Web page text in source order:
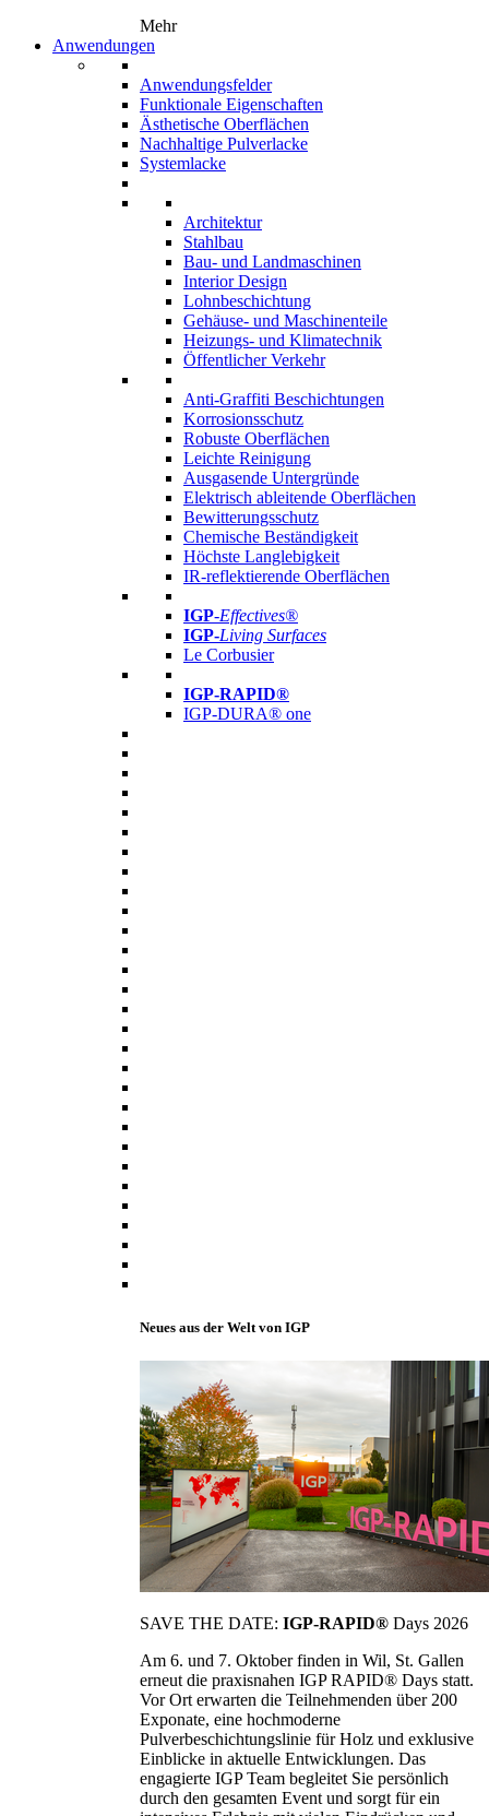
Mehr
Anwendungen
Anwendungsfelder
Funktionale Eigenschaften
Ästhetische Oberflächen
Nachhaltige Pulverlacke
Systemlacke
Architektur
Stahlbau
Bau- und Landmaschinen
Interior Design
Lohnbeschichtung
Gehäuse- und Maschinenteile
Heizungs- und Klimatechnik
Öffentlicher Verkehr
Anti-Graffiti Beschichtungen
Korrosionsschutz
Robuste Oberflächen
Leichte Reinigung
Ausgasende Untergründe
Elektrisch ableitende Oberflächen
Bewitterungsschutz
Chemische Beständigkeit
Höchste Langlebigkeit
IR-reflektierende Oberflächen
IGP-Effectives®
IGP-Living Surfaces
Le Corbusier
IGP-RAPID®
IGP-DURA® one
Neues aus der Welt von IGP
SAVE THE DATE: IGP-RAPID® Days 2026
Am 6. und 7. Oktober finden in Wil, St. Gallen
erneut die praxisnahen IGP RAPID® Days statt.
Vor Ort erwarten die Teilnehmenden über 200
Exponate, eine hochmoderne
Pulverbeschichtungslinie für Holz und exklusive
Einblicke in aktuelle Entwicklungen. Das
engagierte IGP Team begleitet Sie persönlich
durch den gesamten Event und sorgt für ein